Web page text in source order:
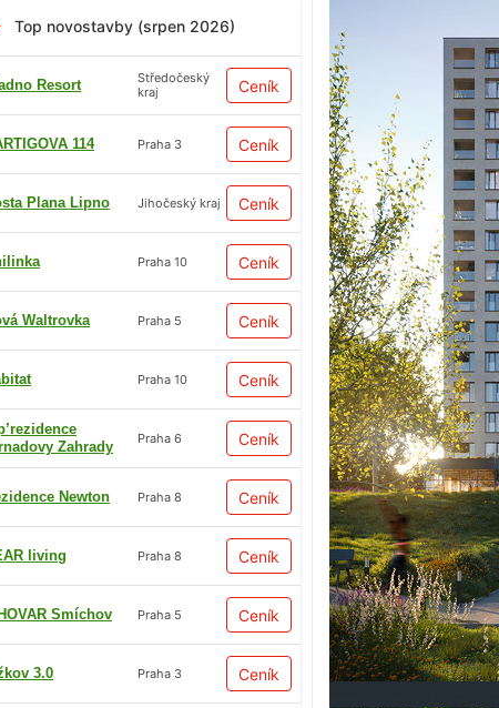
Top novostavby (srpen 2026)
Resort
Středočeský
kraj
Ceník
114 Praha 3 Ceník
Plana Lipno Jihočeský kraj Ceník
Praha 10 Ceník
Waltrovka Praha 5 Ceník
Praha 10 Ceník
Zahrady
Praha 6 Ceník
Newton Praha 8 Ceník
living Praha 8 Ceník
Smíchov Praha 5 Ceník
3.0 Praha 3 Ceník